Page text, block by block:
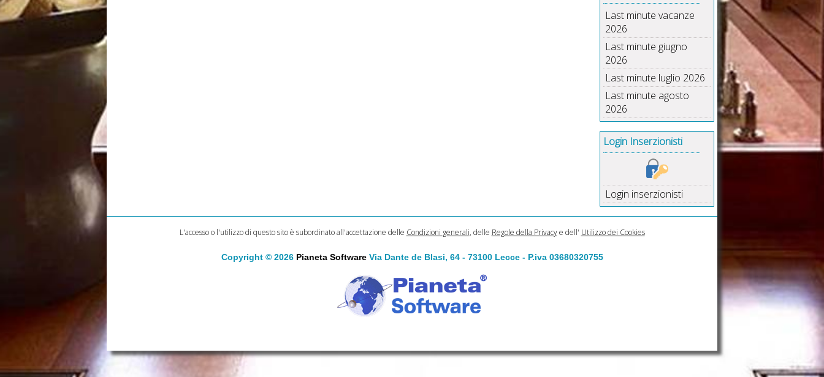
Last minute vacanze
2026
Last minute giugno
2026
Last minute luglio 2026
Last minute agosto
2026
Login Inserzionisti
Login inserzionisti
L'accesso o l'utilizzo di questo sito è subordinato all'accettazione delle Condizioni generali, delle Regole della Privacye dell' Utilizzo dei Cookies
Copyright © 2026 Pianeta SoftwareVia Dante de Blasi, 64 - 73100 Lecce - P.iva 03680320755